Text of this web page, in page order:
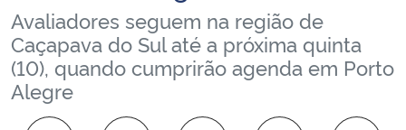
Ministério da Cidadania
Ministério da Saúde
Ministério de Minas e Energia
Avaliadores seguem na região de
Caçapava do Sul até a próxima quinta
(10), quando cumprirão agenda em Porto
Alegre